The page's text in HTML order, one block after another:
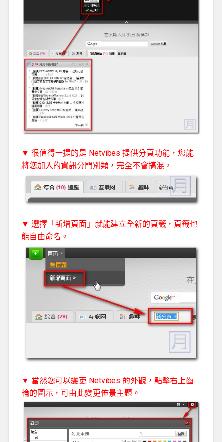
▼ 很值得一提的是 Netvibes 提供分頁功能，您能
將您加入的資訊分門別類，完全不會搞混。
▼ 選擇「新增頁面」就能建立全新的頁籤，頁籤也
能自由命名。
▼ 當然您可以變更 Netvibes 的外觀，點擊右上齒
輪的圖示，可由此變更佈景主題。